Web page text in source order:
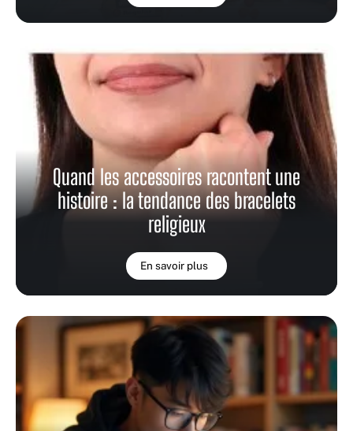
Quand les accessoires racontent une
histoire : la tendance des bracelets
religieux
En savoir plus